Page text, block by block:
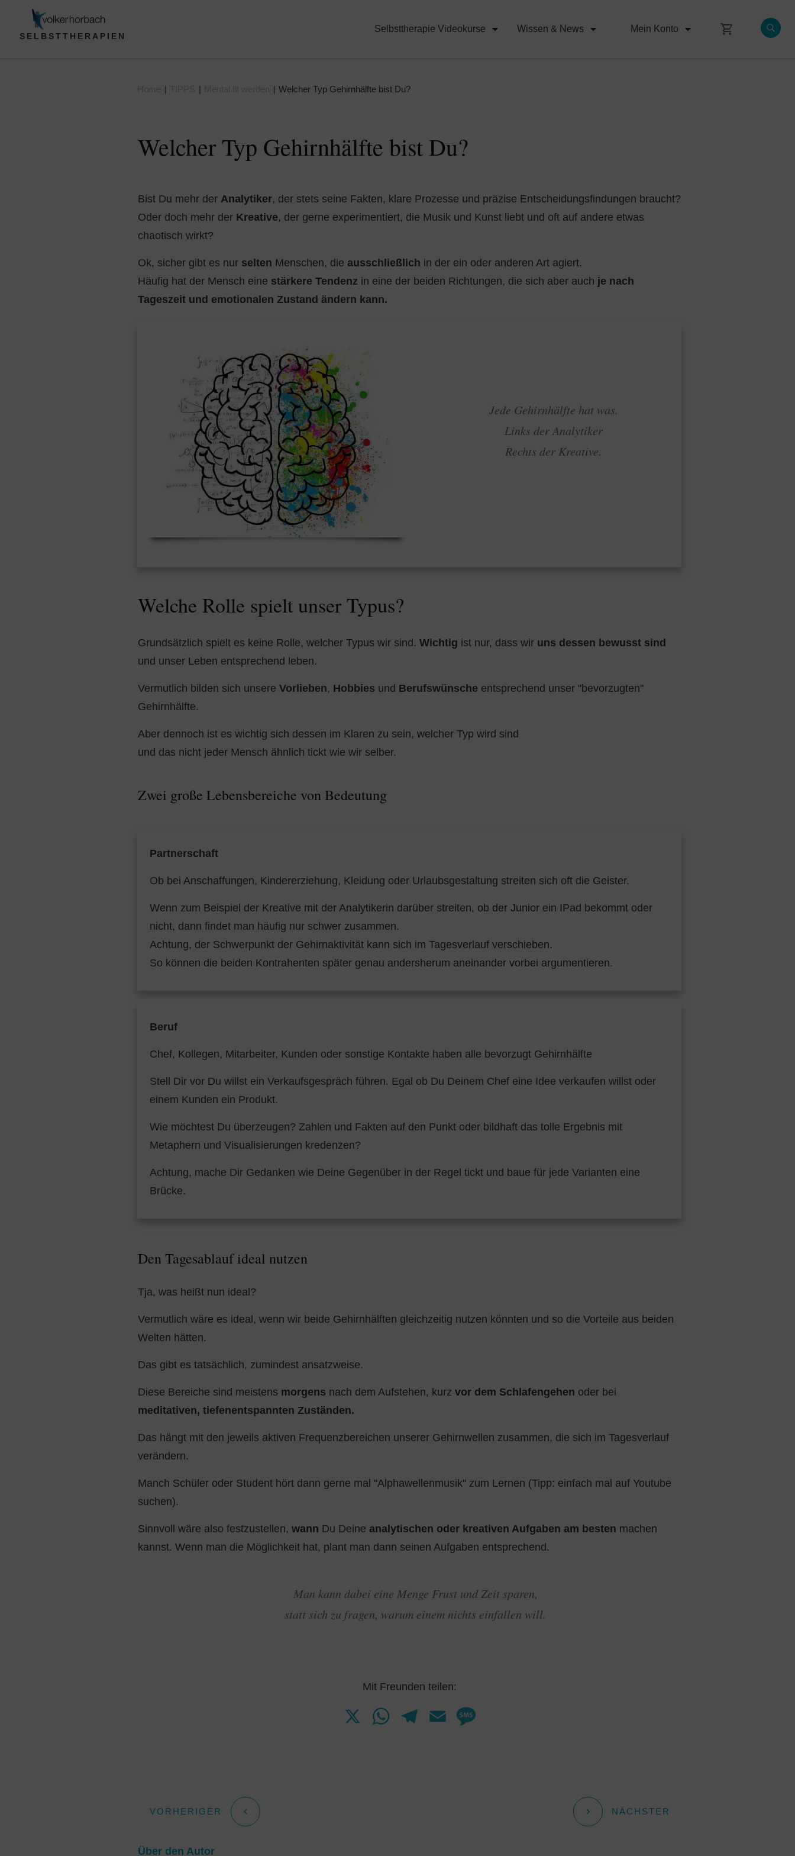
SELBSTTHERAPIEN
Selbsttherapie Videokurse Wissen & News Mein Konto
| | | Welcher Typ Gehirnhälfte bist Du?
Welcher Typ Gehirnhälfte bist Du?
Bist Du mehr der Analytiker, der stets seine Fakten, klare Prozesse und präzise Entscheidungsfindungen braucht?
Oder doch mehr der Kreative, der gerne experimentiert, die Musik und Kunst liebt und oft auf andere etwas
chaotisch wirkt?
Ok, sicher gibt es nur selten Menschen, die ausschließlich in der ein oder anderen Art agiert.
Häufig hat der Mensch eine stärkere Tendenz in eine der beiden Richtungen, die sich aber auch je nach
Tageszeit und emotionalen Zustand ändern kann.
Jede Gehirnhälfte hat was.
Links der Analytiker
Rechts der Kreative.
Welche Rolle spielt unser Typus?
Grundsätzlich spielt es keine Rolle, welcher Typus wir sind. Wichtig ist nur, dass wir uns dessen bewusst sind
und unser Leben entsprechend leben.
Vermutlich bilden sich unsere Vorlieben, Hobbies und Berufswünsche entsprechend unser "bevorzugten"
Gehirnhälfte.
Aber dennoch ist es wichtig sich dessen im Klaren zu sein, welcher Typ wird sind
und das nicht jeder Mensch ähnlich tickt wie wir selber.
Zwei große Lebensbereiche von Bedeutung
Partnerschaft
Ob bei Anschaffungen, Kindererziehung, Kleidung oder Urlaubsgestaltung streiten sich oft die Geister.
Wenn zum Beispiel der Kreative mit der Analytikerin darüber streiten, ob der Junior ein IPad bekommt oder
nicht, dann findet man häufig nur schwer zusammen.
Achtung, der Schwerpunkt der Gehirnaktivität kann sich im Tagesverlauf verschieben.
So können die beiden Kontrahenten später genau andersherum aneinander vorbei argumentieren.
Beruf
Chef, Kollegen, Mitarbeiter, Kunden oder sonstige Kontakte haben alle bevorzugt Gehirnhälfte
Stell Dir vor Du willst ein Verkaufsgespräch führen. Egal ob Du Deinem Chef eine Idee verkaufen willst oder
einem Kunden ein Produkt.
Wie möchtest Du überzeugen? Zahlen und Fakten auf den Punkt oder bildhaft das tolle Ergebnis mit
Metaphern und Visualisierungen kredenzen?
Achtung, mache Dir Gedanken wie Deine Gegenüber in der Regel tickt und baue für jede Varianten eine
Brücke.
Den Tagesablauf ideal nutzen
Tja, was heißt nun ideal?
Vermutlich wäre es ideal, wenn wir beide Gehirnhälften gleichzeitig nutzen könnten und so die Vorteile aus beiden
Welten hätten.
Das gibt es tatsächlich, zumindest ansatzweise.
Diese Bereiche sind meistens morgens nach dem Aufstehen, kurz vor dem Schlafengehen oder bei
meditativen, tiefenentspannten Zuständen.
Das hängt mit den jeweils aktiven Frequenzbereichen unserer Gehirnwellen zusammen, die sich im Tagesverlauf
verändern.
Manch Schüler oder Student hört dann gerne mal "Alphawellenmusik" zum Lernen (Tipp: einfach mal auf Youtube
suchen).
Sinnvoll wäre also festzustellen, wann Du Deine analytischen oder kreativen Aufgaben am besten machen
kannst. Wenn man die Möglichkeit hat, plant man dann seinen Aufgaben entsprechend.
Man kann dabei eine Menge Frust und Zeit sparen,
statt sich zu fragen, warum einem nichts einfallen will.
Mit Freunden teilen:
W
VORHERIGER NÄCHSTER
Über den Autor